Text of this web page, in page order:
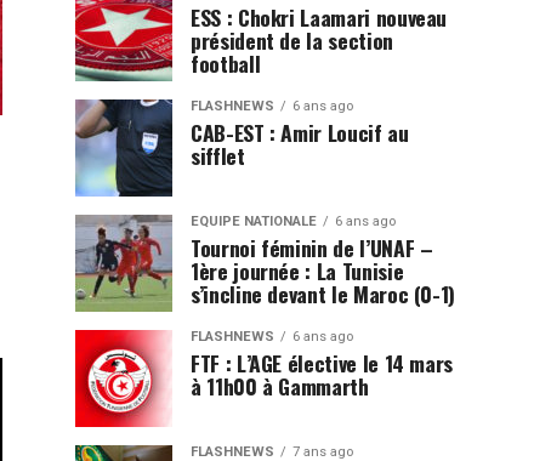
ESS : Chokri Laamari nouveau
président de la section
football
FLASHNEWS 6 ans ago
CAB-EST : Amir Loucif au
sifflet
EQUIPE NATIONALE 6 ans ago
Tournoi féminin de l’UNAF –
1ère journée : La Tunisie
s’incline devant le Maroc (0-1)
FLASHNEWS 6 ans ago
FTF : L’AGE élective le 14 mars
à 11h00 à Gammarth
FLASHNEWS 7 ans ago